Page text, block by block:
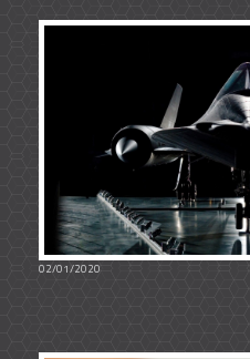
02/01/2020